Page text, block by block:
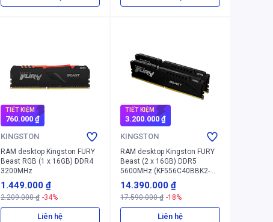
TIẾT KIỆM
760.000 ₫
KINGSTON
RAM desktop Kingston FURY
Beast RGB (1 x 16GB) DDR4
3200MHz
1.449.000 ₫
2.209.000 ₫ -34%
Liên hệ
TIẾT KIỆM
3.200.000 ₫
KINGSTON
RAM desktop Kingston FURY
Beast (2 x 16GB) DDR5
5600MHz (KF556C40BBK2-
32WP)
14.390.000 ₫
17.590.000 ₫ -18%
Liên hệ